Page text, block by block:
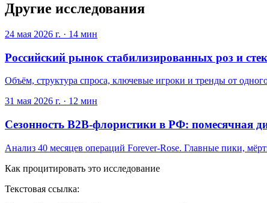
Другие исследования
24 мая 2026 г. · 14 мин
Российский рынок стабилизированных роз и
Объём, структура спроса, ключевые игроки и тренды от
31 мая 2026 г. · 12 мин
Сезонность B2B-флористики в РФ: помесячная
Анализ 40 месяцев операций Forever-Rose. Главные пики,
Как процитировать это исследование
Текстовая ссылка: